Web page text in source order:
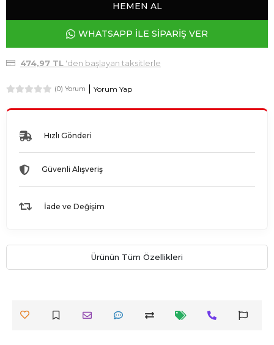
HEMEN AL
WHATSAPP İLE SİPARİŞ VER
474,97 TL'den başlayan taksitlerle
(0) Yorum Yorum Yap
Hızlı Gönderi
Güvenli Alışveriş
İade ve Değişim
Ürünün Tüm Özellikleri